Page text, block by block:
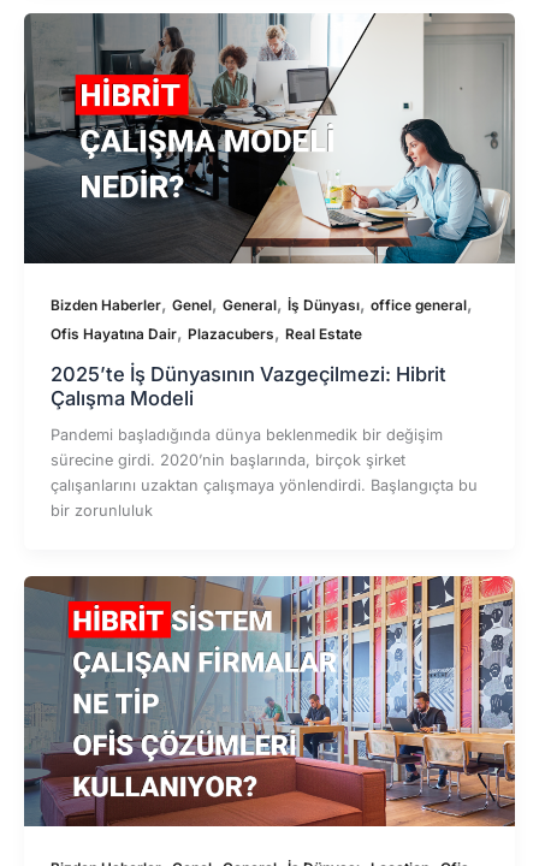
Bizden Haberler, Genel, General, İş Dünyası, office general,
Ofis Hayatına Dair, Plazacubers, Real Estate
2025’te İş Dünyasının Vazgeçilmezi: Hibrit
Çalışma Modeli
Pandemi başladığında dünya beklenmedik bir değişim
sürecine girdi. 2020’nin başlarında, birçok şirket
çalışanlarını uzaktan çalışmaya yönlendirdi. Başlangıçta bu
bir zorunluluk